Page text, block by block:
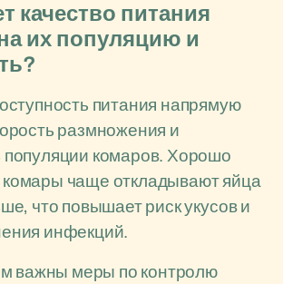
качество питания
их популяцию и
питания напрямую
размножения и
популяции комаров. Хорошо
чаще откладывают яйца
что повышает риск укусов и
инфекций.
важны меры по контролю